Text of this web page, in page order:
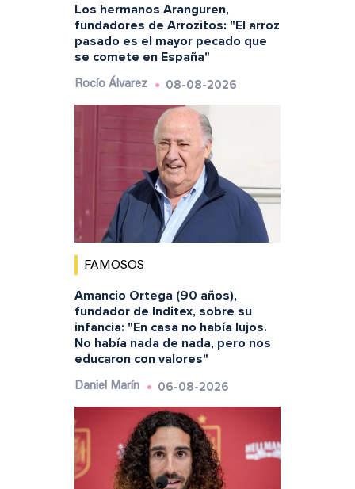
Los hermanos Aranguren,
fundadores de Arrozitos: "El arroz
pasado es el mayor pecado que
se comete en España"
Rocío Álvarez 08-08-2026
FAMOSOS
Amancio Ortega (90 años),
fundador de Inditex, sobre su
infancia: "En casa no había lujos.
No había nada de nada, pero nos
educaron con valores"
Daniel Marín 06-08-2026